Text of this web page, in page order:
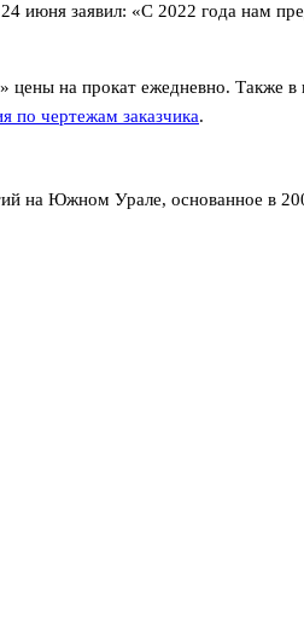
июня заявил: «С 2022 года нам
цены на прокат ежедневно. Также
по чертежам заказчика.
на Южном Урале, основанное в